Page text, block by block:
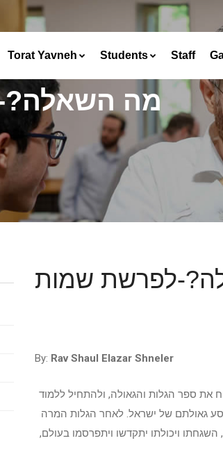
Torat Yavneh Students Staff
מה
לפרשת שמות
By: Rav Shaul Elazar Shneler
את ספר הגלות והגאולה, ולהתחיל ללמוד
גאולתם של ישראל. לאחר הגלות המרה
ויכולתו יתקדשו ויתפרסמו בעולם,